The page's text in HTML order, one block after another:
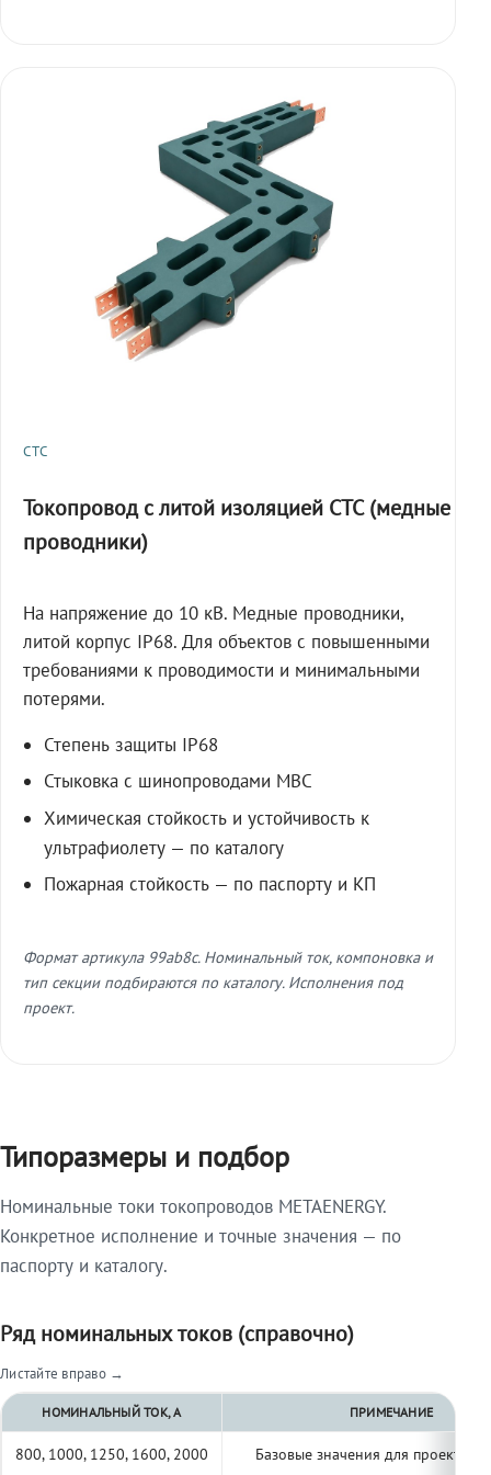
СТС
Токопровод с литой изоляцией СТС (медные
проводники)
На напряжение до 10 кВ. Медные проводники,
литой корпус IP68. Для объектов с повышенными
требованиями к проводимости и минимальными
потерями.
Степень защиты IP68
Стыковка с шинопроводами МВС
Химическая стойкость и устойчивость к
ультрафиолету — по каталогу
Пожарная стойкость — по паспорту и КП
Формат артикула 99ab8c. Номинальный ток, компоновка и
тип секции подбираются по каталогу. Исполнения под
проект.
Типоразмеры и подбор
Номинальные токи токопроводов METAENERGY.
Конкретное исполнение и точные значения — по
паспорту и каталогу.
Ряд номинальных токов (справочно)
Листайте вправо →
НОМИНАЛЬНЫЙ ТОК, А ПРИМЕЧАНИЕ
800, 1000, 1250, 1600, 2000 Базовые значения для